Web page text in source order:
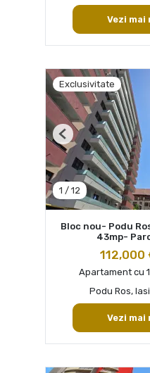
Vezi
Exclusivitate
1 / 12
Previous
Bloc nou- Podu
43mp-
112,000
Apartament cu
Podu Ros, Iasi
Vezi